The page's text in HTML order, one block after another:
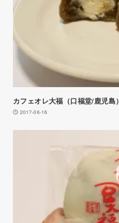
カフェオレ大福（口福堂/鹿児島）
2017-06-16